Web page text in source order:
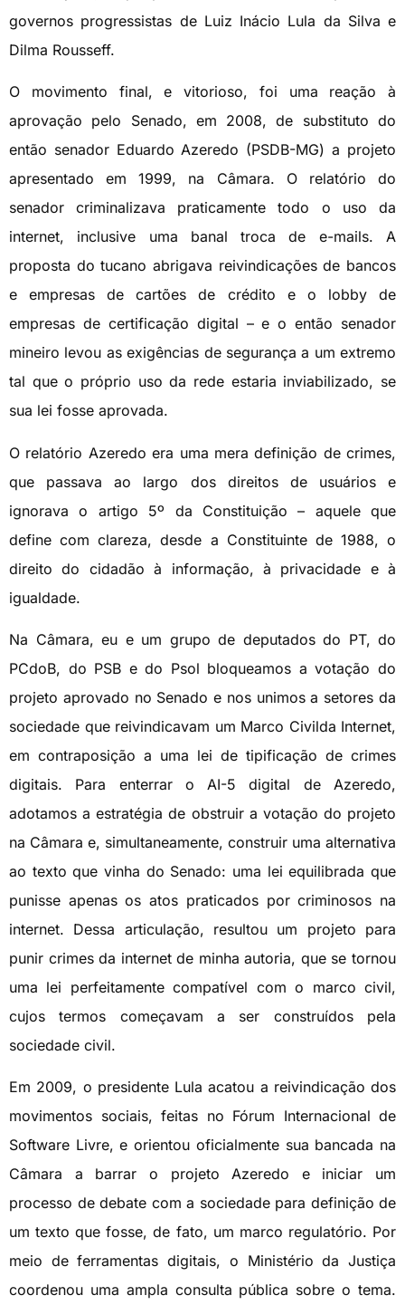
governos progressistas de Luiz Inácio Lula da Silva e
Dilma Rousseff.
O movimento final, e vitorioso, foi uma reação à
aprovação pelo Senado, em 2008, de substituto do
então senador Eduardo Azeredo (PSDB-MG) a projeto
apresentado em 1999, na Câmara. O relatório do
senador criminalizava praticamente todo o uso da
internet, inclusive uma banal troca de e-mails. A
proposta do tucano abrigava reivindicações de bancos
e empresas de cartões de crédito e o lobby de
empresas de certificação digital – e o então senador
mineiro levou as exigências de segurança a um extremo
tal que o próprio uso da rede estaria inviabilizado, se
sua lei fosse aprovada.
O relatório Azeredo era uma mera definição de crimes,
que passava ao largo dos direitos de usuários e
ignorava o artigo 5º da Constituição – aquele que
define com clareza, desde a Constituinte de 1988, o
direito do cidadão à informação, à privacidade e à
igualdade.
Na Câmara, eu e um grupo de deputados do PT, do
PCdoB, do PSB e do Psol bloqueamos a votação do
projeto aprovado no Senado e nos unimos a setores da
sociedade que reivindicavam um Marco Civilda Internet,
em contraposição a uma lei de tipificação de crimes
digitais. Para enterrar o AI-5 digital de Azeredo,
adotamos a estratégia de obstruir a votação do projeto
na Câmara e, simultaneamente, construir uma alternativa
ao texto que vinha do Senado: uma lei equilibrada que
punisse apenas os atos praticados por criminosos na
internet. Dessa articulação, resultou um projeto para
punir crimes da internet de minha autoria, que se tornou
uma lei perfeitamente compatível com o marco civil,
cujos termos começavam a ser construídos pela
sociedade civil.
Em 2009, o presidente Lula acatou a reivindicação dos
movimentos sociais, feitas no Fórum Internacional de
Software Livre, e orientou oficialmente sua bancada na
Câmara a barrar o projeto Azeredo e iniciar um
processo de debate com a sociedade para definição de
um texto que fosse, de fato, um marco regulatório. Por
meio de ferramentas digitais, o Ministério da Justiça
coordenou uma ampla consulta pública sobre o tema.